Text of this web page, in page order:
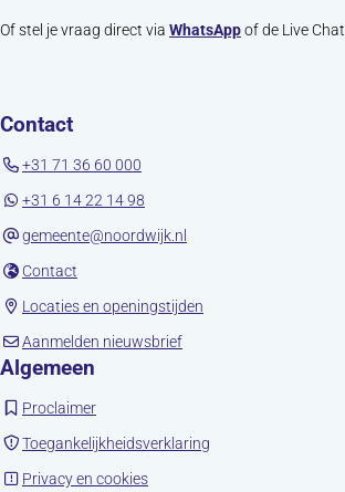
Of stel je vraag direct via WhatsAppof de Live Chat
Contact
+31 71 36 60 000
+31 6 14 22 14 98
gemeente@noordwijk.nl
Contact
Locaties en openingstijden
Aanmelden nieuwsbrief(opent in nieuw tabblad)
Algemeen
Proclaimer(opent in nieuw tabblad)
Toegankelijkheidsverklaring
Privacy en cookies(opent in nieuw tabblad)